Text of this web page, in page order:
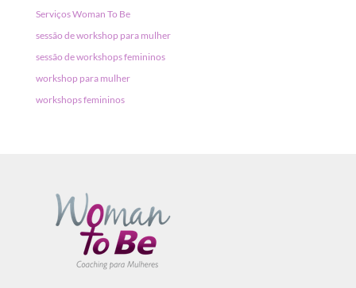
Serviços Woman To Be
sessão de workshop para mulher
sessão de workshops femininos
workshop para mulher
workshops femininos